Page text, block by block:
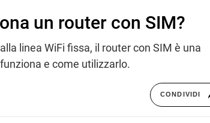
un router con SIM?
linea WiFi fissa, il router con SIM è una
e come utilizzarlo.
CONDIVIDI